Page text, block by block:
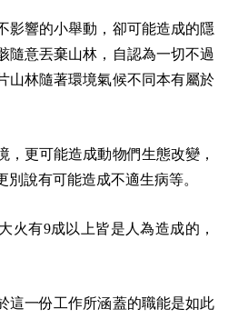
影響的小舉動，卻可能造成的隱
隨意丟棄山林，自認為一切不過
山林隨著環境氣候不同本有屬於
，更可能造成動物們生態改變，
說有可能造成不適生病等。
火有9成以上皆是人為造成的，
這一份工作所涵蓋的職能是如此